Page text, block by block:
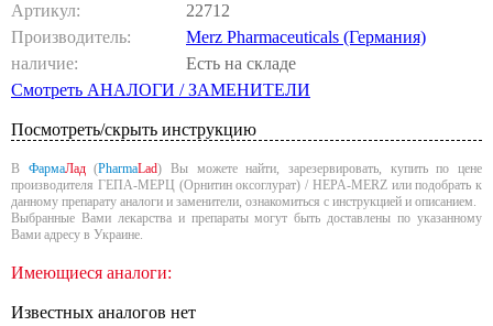
Артикул:
22712
Производитель:
Merz Pharmaceuticals (Германия)
наличие:
Есть на складе
Смотреть АНАЛОГИ / ЗАМЕНИТЕЛИ
Посмотреть/скрыть инструкцию
В ФармаЛад(PharmaLad) Вы можете найти, зарезервировать, купить по цене
производителя ГЕПА-МЕРЦ (Орнитин оксоглурат) / HEPA-MERZ или подобрать к
данному препарату аналоги и заменители, ознакомиться с инструкцией и описанием.
Выбранные Вами лекарства и препараты могут быть доставлены по указанному
Вами адресу в Украине.
Имеющиеся аналоги:
Известных аналогов нет